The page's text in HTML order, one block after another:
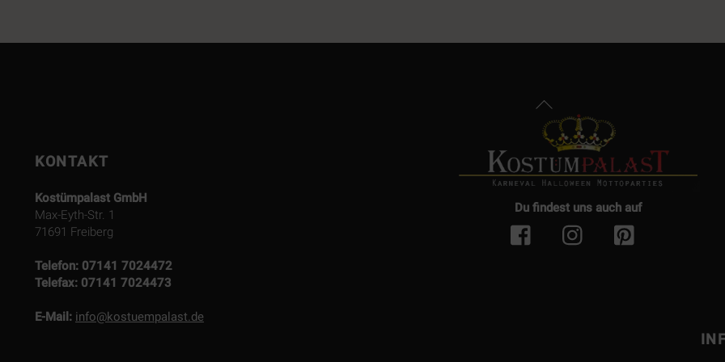
Back
Top
KONTAKT
Kostümpalast GmbH
Max-Eyth-Str. 1
71691 Freiberg
Telefon: 07141 7024472
Telefax: 07141 7024473
E-Mail: info@kostuempalast.de
Du findest uns auch auf